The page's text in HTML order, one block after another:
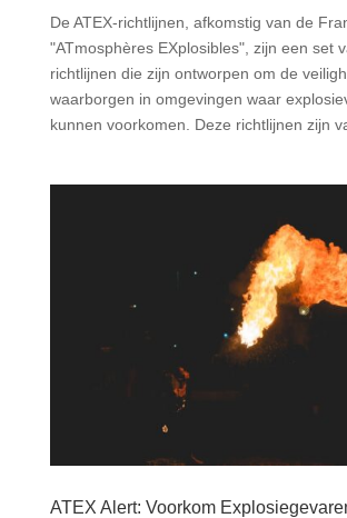
De ATEX-richtlijnen, afkomstig van de
"ATmosphères EXplosibles", zijn een set
richtlijnen die zijn ontworpen om de
waarborgen in omgevingen waar
kunnen voorkomen. Deze richtlijnen zijn
ATEX Alert: Voorkom